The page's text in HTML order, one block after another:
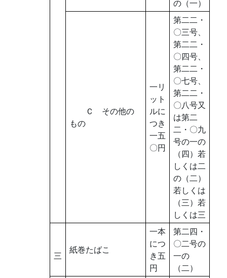
の（一）
Ｃ その他の
もの
一リ
ット
ルに
つき
一五
〇円
第二二・
〇三号、
第二二・
〇四号、
第二二・
〇七号、
第二二・
〇八号又
は第二
二・〇九
号の一の
（四）若
しくは二
の（二）
若しくは
（三）若
しくは三
三
紙巻たばこ
一本
につ
き五
円
第二四・
〇二号の
一の
（二）